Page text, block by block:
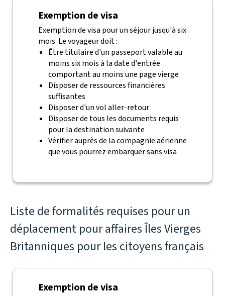
Exemption de visa
Exemption de visa pour un séjour jusqu'à six
mois. Le voyageur doit :
Être titulaire d'un passeport valable au
moins six mois à la date d'entrée
comportant au moins une page vierge
Disposer de ressources financières
suffisantes
Disposer d'un vol aller-retour
Disposer de tous les documents requis
pour la destination suivante
Vérifier auprès de la compagnie aérienne
que vous pourrez embarquer sans visa
Liste de formalités requises pour un
déplacement pour affaires Îles Vierges
Britanniques pour les citoyens français
Exemption de visa